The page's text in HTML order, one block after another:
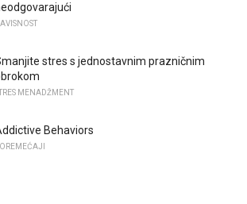
stres s jednostavnim prazničnim
MENADŽMENT
Behaviors